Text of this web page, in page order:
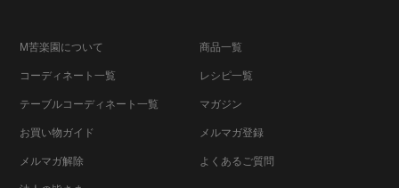
M苦楽園について 商品一覧
コーディネート一覧 レシピ一覧
テーブルコーディネート一覧 マガジン
お買い物ガイド メルマガ登録
メルマガ解除 よくあるご質問